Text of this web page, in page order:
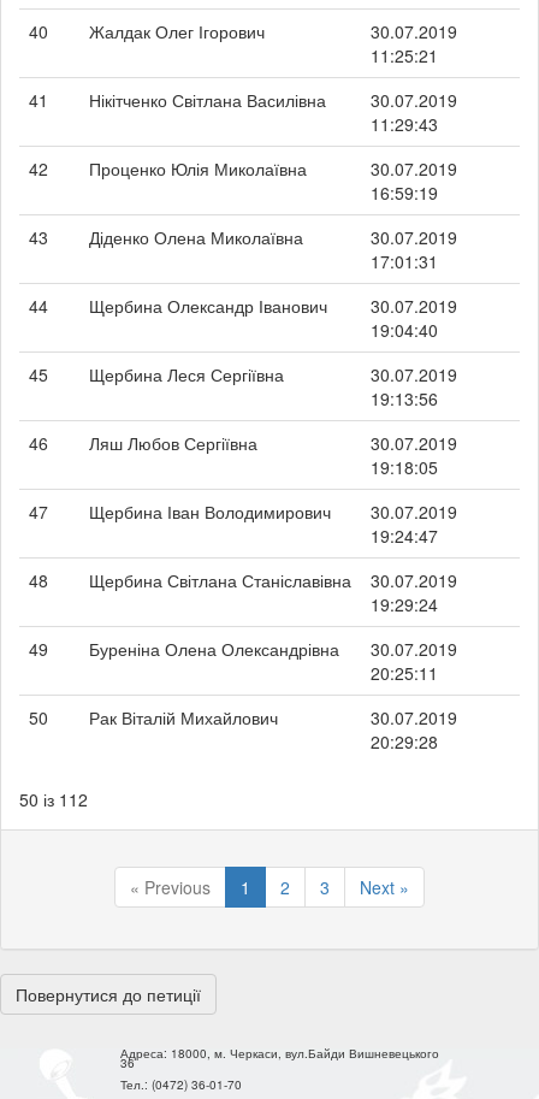
40
Жалдак Олег Ігорович
30.07.2019
11:25:21
41
Нікітченко Світлана Василівна
30.07.2019
11:29:43
42
Проценко Юлія Миколаївна
30.07.2019
16:59:19
43
Діденко Олена Миколаївна
30.07.2019
17:01:31
44
Щербина Олександр Іванович
30.07.2019
19:04:40
45
Щербина Леся Сергіївна
30.07.2019
19:13:56
46
Ляш Любов Сергіївна
30.07.2019
19:18:05
47
Щербина Іван Володимирович
30.07.2019
19:24:47
48
Щербина Світлана Станіславівна
30.07.2019
19:29:24
49
Буреніна Олена Олександрівна
30.07.2019
20:25:11
50
Рак Віталій Михайлович
30.07.2019
20:29:28
50 із 112
« Previous 1 2 3 Next »
Повернутися до петиції
Адреса: 18000, м. Черкаси, вул.Байди Вишневецького
36
Тел.: (0472) 36-01-70